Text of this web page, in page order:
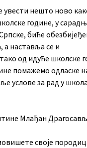
увести нешто ново
године, у
биће
а наставља се и
од идуће школске
помажемо одласке
услове за рад у
Млађан
своје